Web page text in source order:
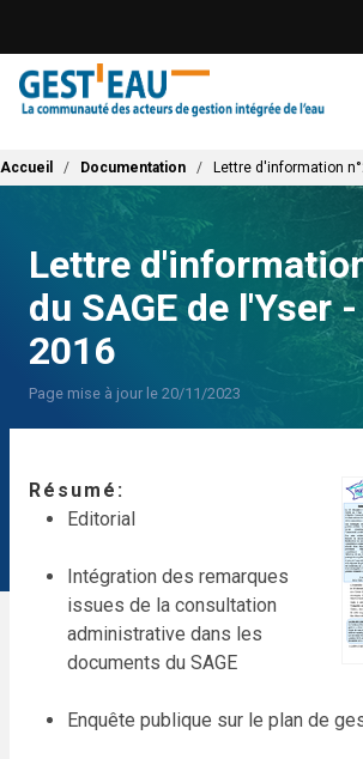
contenu
principal
Fil d'Ariane
Accueil Documentation Lettre d'information
Lettre
du SAGE de l'Yser
2016
Page mise à jour le 20/11/2023
Résumé
Editorial
Intégration des remarques
issues de la consultation
administrative dans les
documents du SAGE
Enquête publique sur le plan de